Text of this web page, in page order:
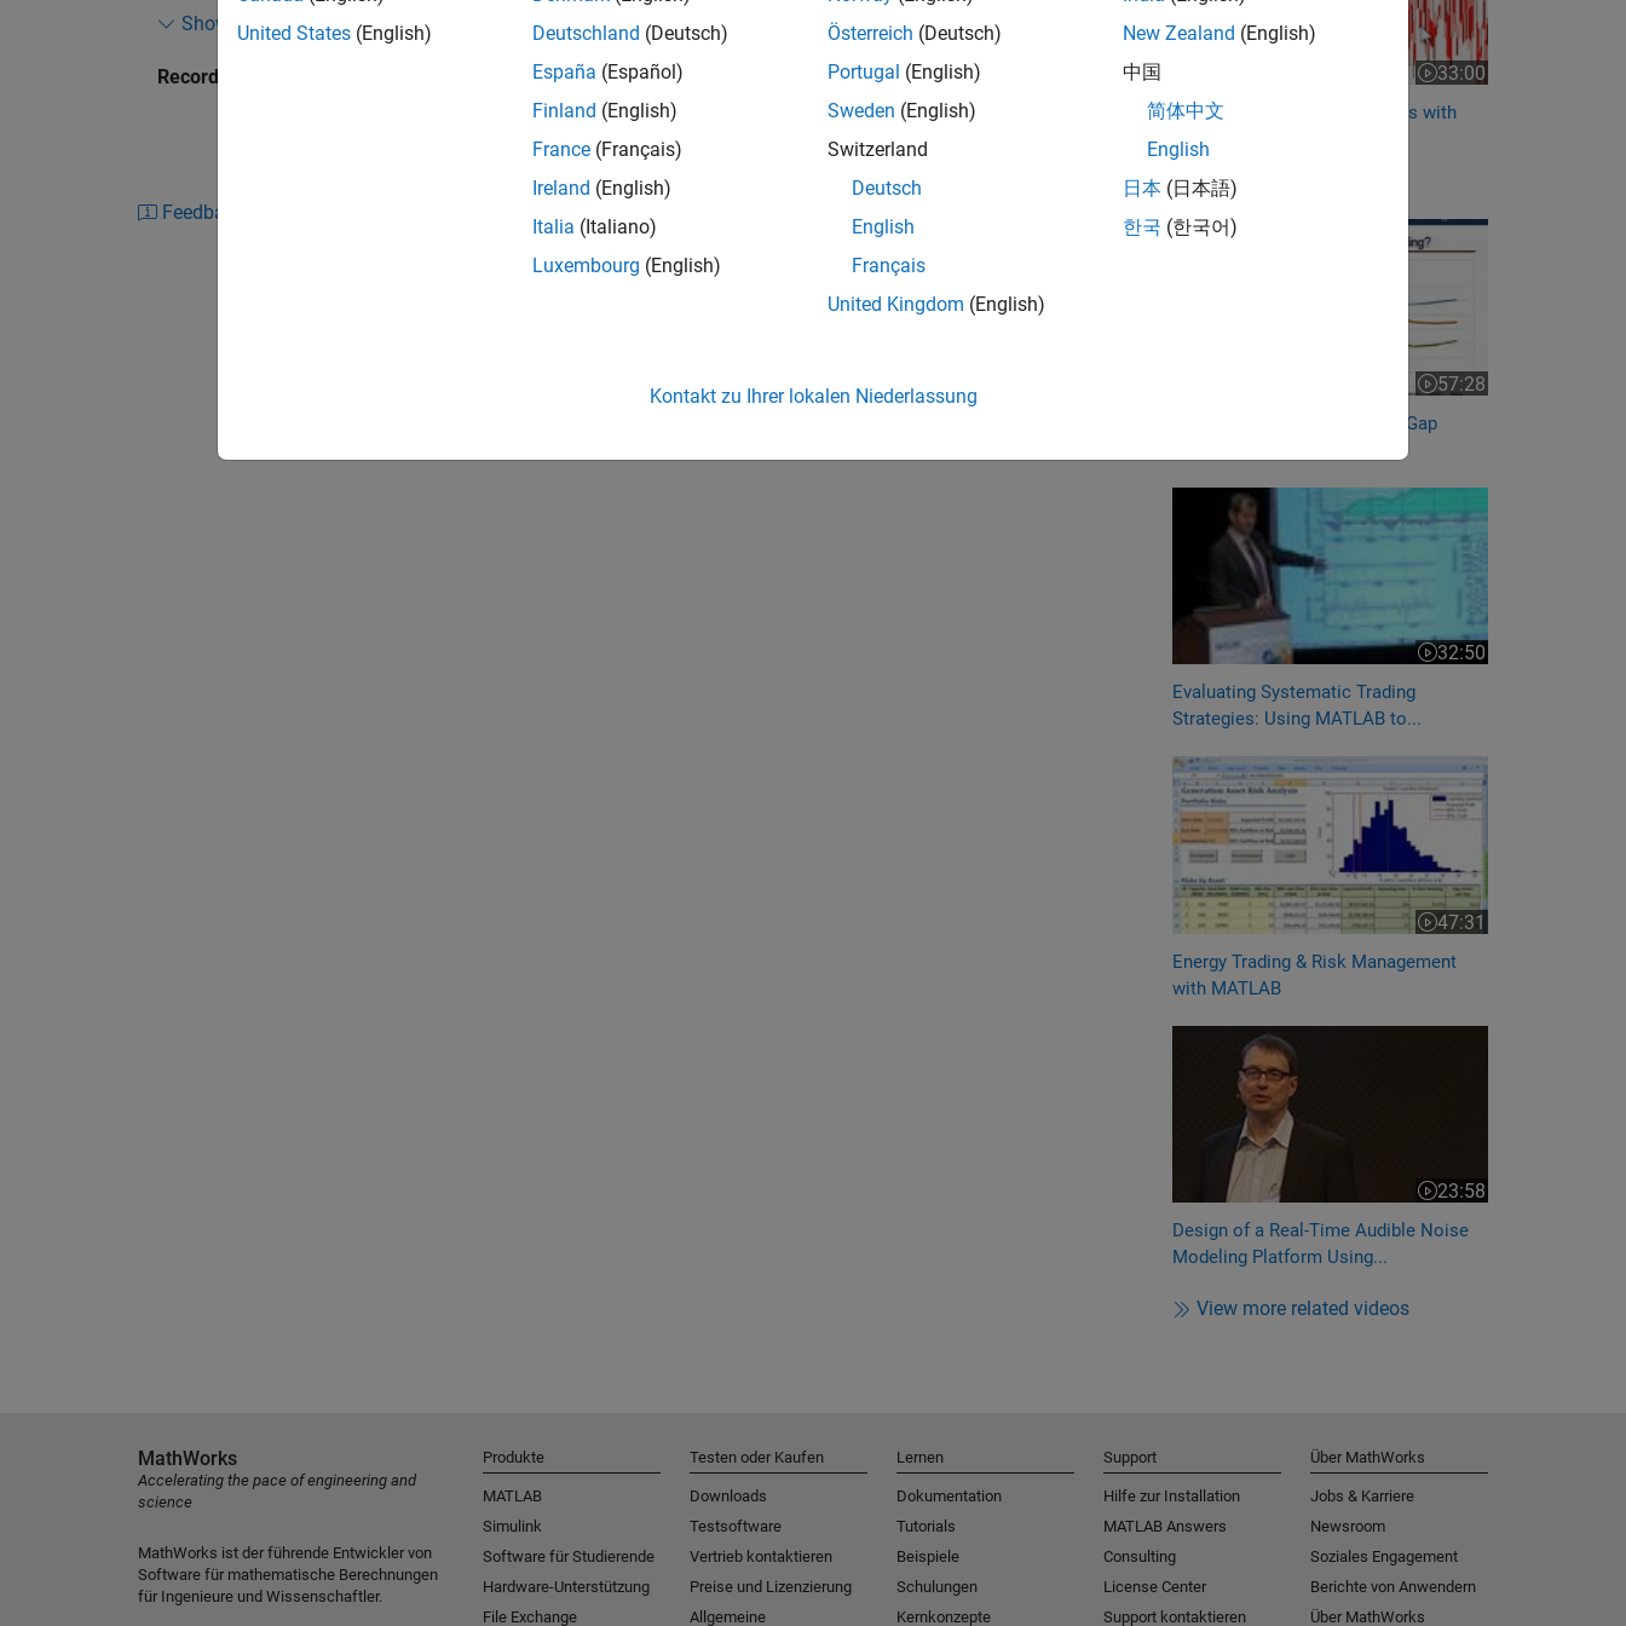
This presentation demonstrates an end-to-end demo trading system in MATLAB, highlighting its
potential as a platform of choice. Interactive Brokers is used to demonstrate live market data feed
and account/portfolio input, as well as for sending trading orders to the market. The system’s user
interface showcases the hidden visualization and interactivity potential of MATLAB for tracking
order executions and charting financial time-series in real time. Some best practices for improving
Show more
Recorded: 19 Sep 2013
Feedback
33:00
Video length is 33:00
Algorithmic Trading Strategies with
MATLAB Examples
RELATED VIDEOS:
57:28
Video length is 57:28
Using MATLAB to Bridge the Gap
32:50
Video length is 32:50
Evaluating Systematic Trading
Strategies: Using MATLAB to...
47:31
Video length is 47:31
Energy Trading & Risk Management
with MATLAB
23:58
Video length is 23:58
Design of a Real-Time Audible Noise
Modeling Platform Using...
View more related videos
United States (English)
Deutschland (Deutsch)
España (Español)
Finland (English)
France (Français)
Ireland (English)
Italia (Italiano)
Luxembourg (English)
Österreich (Deutsch)
Portugal (English)
Sweden (English)
Switzerland
Deutsch
English
Français
United Kingdom (English)
New Zealand (English)
中国
简体中文
English
日本 (日本語)
한국 (한국어)
Kontakt zu Ihrer lokalen Niederlassung
MathWorks
Accelerating the pace of engineering and
science
MathWorks ist der führende Entwickler von
Software für mathematische Berechnungen
für Ingenieure und Wissenschaftler.
Produkte
MATLAB
Simulink
Software für Studierende
Hardware-Unterstützung
File Exchange
Testen oder Kaufen
Downloads
Testsoftware
Vertrieb kontaktieren
Preise und Lizenzierung
Allgemeine
Lernen
Dokumentation
Tutorials
Beispiele
Schulungen
Kernkonzepte
Support
Hilfe zur Installation
MATLAB Answers
Consulting
License Center
Support kontaktieren
Über MathWorks
Jobs & Karriere
Newsroom
Soziales Engagement
Berichte von Anwendern
Über MathWorks